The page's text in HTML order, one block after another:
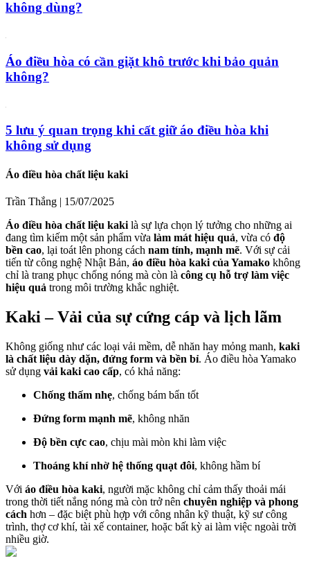
không dùng?
Áo điều hòa có cần giặt khô trước khi bảo quản
không?
5 lưu ý quan trọng khi cất giữ áo điều hòa khi
không sử dụng
Áo điều hòa chất liệu kaki
Trần Thắng | 15/07/2025
Áo điều hòa chất liệu kaki là sự lựa chọn lý tưởng cho những ai
đang tìm kiếm một sản phẩm vừa làm mát hiệu quả, vừa có độ
bền cao, lại toát lên phong cách nam tính, mạnh mẽ. Với sự cải
tiến từ công nghệ Nhật Bản, áo điều hòa kaki của Yamako không
chỉ là trang phục chống nóng mà còn là công cụ hỗ trợ làm việc
hiệu quả trong môi trường khắc nghiệt.
Kaki – Vải của sự cứng cáp và lịch lãm
Không giống như các loại vải mềm, dễ nhăn hay mỏng manh, kaki
là chất liệu dày dặn, đứng form và bền bỉ. Áo điều hòa Yamako
sử dụng vải kaki cao cấp, có khả năng:
Chống thấm nhẹ, chống bám bẩn tốt
Đứng form mạnh mẽ, không nhăn
Độ bền cực cao, chịu mài mòn khi làm việc
Thoáng khí nhờ hệ thống quạt đôi, không hầm bí
Với áo điều hòa kaki, người mặc không chỉ cảm thấy thoải mái
trong thời tiết nắng nóng mà còn trở nên chuyên nghiệp và phong
cách hơn – đặc biệt phù hợp với công nhân kỹ thuật, kỹ sư công
trình, thợ cơ khí, tài xế container, hoặc bất kỳ ai làm việc ngoài trời
nhiều giờ.